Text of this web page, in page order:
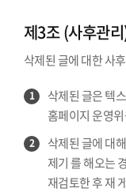
제3조 (사후관
삭제된 글에 대한 사
1
삭제된 글은 텍
홈페이지 운영
2
삭제된 글에 대
제기 를 해오는
재검토한 후 재